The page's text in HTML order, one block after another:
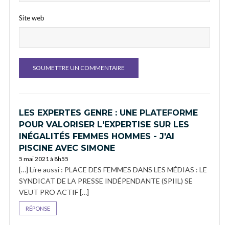
Site web
LES EXPERTES GENRE : UNE PLATEFORME
POUR VALORISER L'EXPERTISE SUR LES
INÉGALITÉS FEMMES HOMMES - J'AI
PISCINE AVEC SIMONE
5 mai 2021 à 8h55
[…] Lire aussi : PLACE DES FEMMES DANS LES MÉDIAS : LE
SYNDICAT DE LA PRESSE INDÉPENDANTE (SPIIL) SE
VEUT PRO ACTIF […]
RÉPONSE